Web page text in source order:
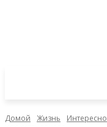
Домой Жизнь Интересно